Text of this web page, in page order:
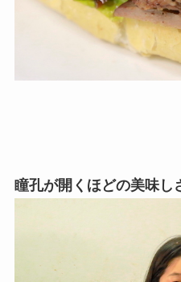
瞳孔が開くほどの美味し